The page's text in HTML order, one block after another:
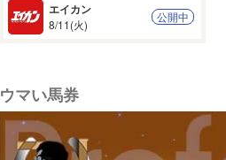
エイカン
8/11(火)
公開中
ウマい馬券